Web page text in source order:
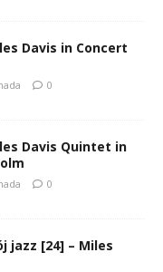
Davis in Concert
0
Davis Quintet in
0
jazz [24] – Miles